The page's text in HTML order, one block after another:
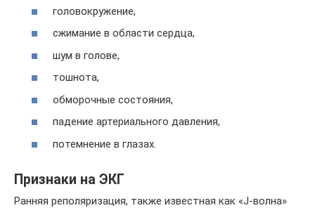
головокружение,
сжимание в области сердца,
шум в голове,
тошнота,
обморочные состояния,
падение артериального давления,
потемнение в глазах.
Признаки на ЭКГ
Ранняя реполяризация, также известная как «J-волна»